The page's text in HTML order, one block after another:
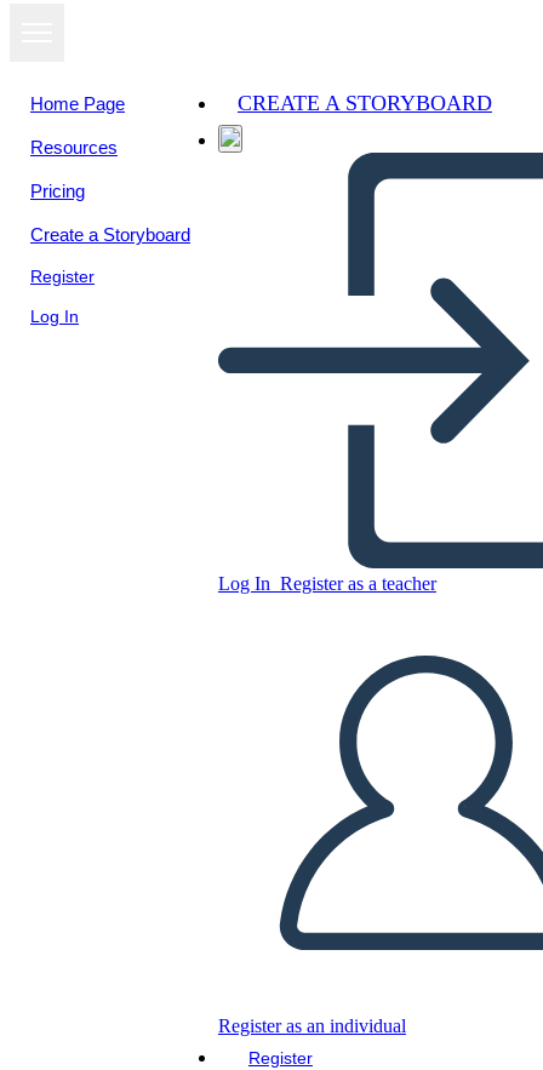
Home Page
Resources
Pricing
Create a Storyboard
Register
Log In
CREATE A STORYBOARD
Log In Register as a teacher
Register as an individual
Register
Copy this Storyboard
PLAY SLIDESHOW
READ TO ME
View as
slideshow